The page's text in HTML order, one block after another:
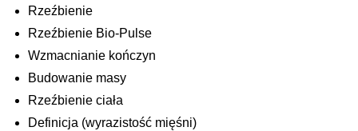
Rzeźbienie
Rzeźbienie Bio-Pulse
Wzmacnianie kończyn
Budowanie masy
Rzeźbienie ciała
Definicja (wyrazistość mięśni)